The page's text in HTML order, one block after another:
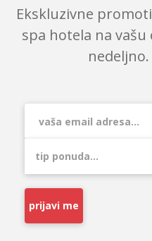
Ekskluzivne
spa hotela na
prijavi me